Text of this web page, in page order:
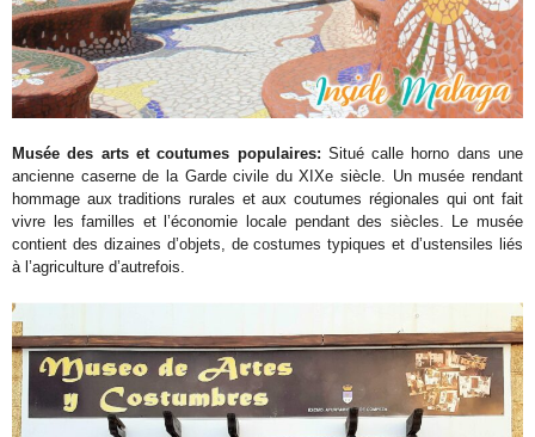
Musée des arts et coutumes populaires: Situé calle horno dans une
ancienne caserne de la Garde civile du XIXe siècle. Un musée rendant
hommage aux traditions rurales et aux coutumes régionales qui ont fait
vivre les familles et l’économie locale pendant des siècles. Le musée
contient des dizaines d’objets, de costumes typiques et d’ustensiles liés
à l’agriculture d’autrefois.